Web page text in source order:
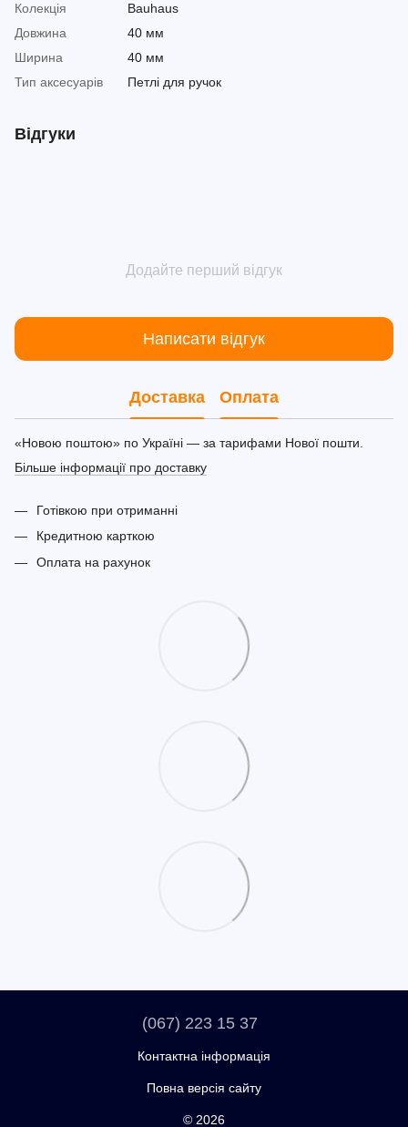
Колекція
Bauhaus
Довжина
40 мм
Ширина
40 мм
Тип аксесуарів
Петлі для ручок
Відгуки
Додайте перший відгук
Написати відгук
Доставка Оплата
«Новою поштою» по Україні — за тарифами Нової пошти.
Більше інформації про доставку
Готівкою при отриманні
Кредитною карткою
Оплата на рахунок
(067) 223 15 37
Контактна інформація
Повна версія сайту
© 2026